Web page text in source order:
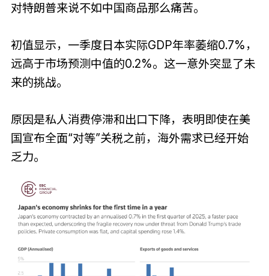
对特朗普来说不如中国商品那么痛苦。
初值显示，一季度日本实际GDP年率萎缩0.7%，
远高于市场预测中值的0.2%。这一意外突显了未
来的挑战。
原因是私人消费停滞和出口下降，表明即使在美
国宣布全面“对等”关税之前，海外需求已经开始
乏力。